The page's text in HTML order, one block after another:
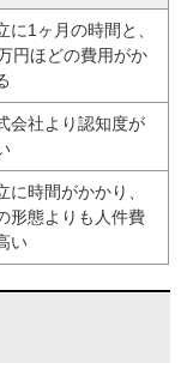
に1ヶ月の時間と、
円ほどの費用がか
会社より認知度が
に時間がかかり、
形態よりも人件費
い